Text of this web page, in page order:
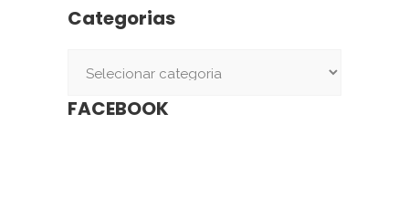
Categorias
FACEBOOK